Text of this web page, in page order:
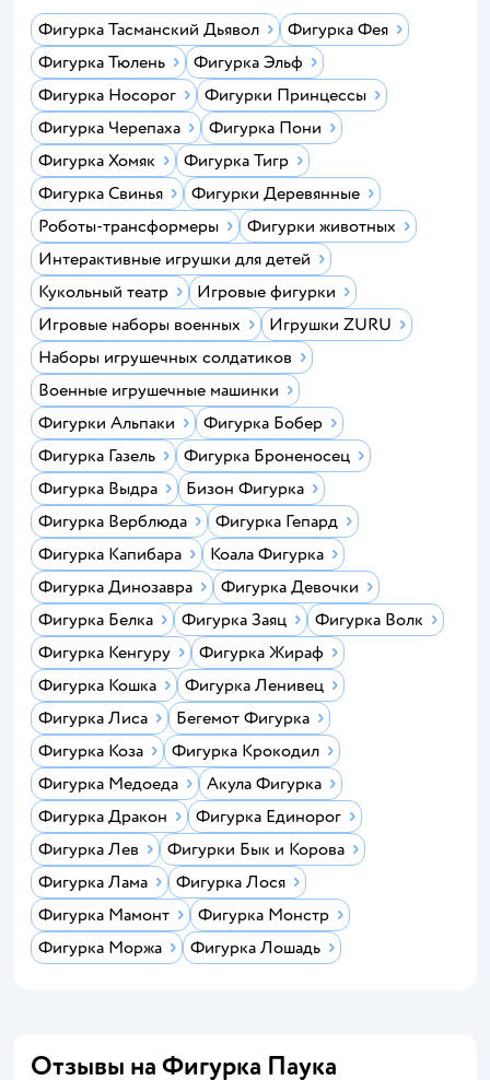
Фигурка Тасманский Дьявол
Фигурка Фея
Фигурка Тюлень
Фигурка Эльф
Фигурка Носорог
Фигурки Принцессы
Фигурка Черепаха
Фигурка Пони
Фигурка Хомяк
Фигурка Тигр
Фигурка Свинья
Фигурки Деревянные
Роботы-трансформеры
Фигурки животных
Интерактивные игрушки для детей
Кукольный театр
Игровые фигурки
Игровые наборы военных
Игрушки ZURU
Наборы игрушечных солдатиков
Военные игрушечные машинки
Фигурки Альпаки
Фигурка Бобер
Фигурка Газель
Фигурка Броненосец
Фигурка Выдра
Бизон Фигурка
Фигурка Верблюда
Фигурка Гепард
Фигурка Капибара
Коала Фигурка
Фигурка Динозавра
Фигурка Девочки
Фигурка Белка
Фигурка Заяц
Фигурка Волк
Фигурка Кенгуру
Фигурка Жираф
Фигурка Кошка
Фигурка Ленивец
Фигурка Лиса
Бегемот Фигурка
Фигурка Коза
Фигурка Крокодил
Фигурка Медоеда
Акула Фигурка
Фигурка Дракон
Фигурка Единорог
Фигурка Лев
Фигурки Бык и Корова
Фигурка Лама
Фигурка Лося
Фигурка Мамонт
Фигурка Монстр
Фигурка Моржа
Фигурка Лошадь
Отзывы на Фигурка Паука